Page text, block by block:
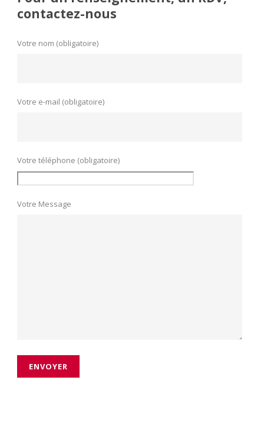
contactez-nous
Votre nom (obligatoire)
Votre e-mail (obligatoire)
Votre téléphone (obligatoire)
Votre Message